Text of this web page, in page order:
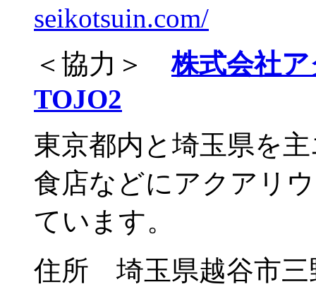
seikotsuin.com/
＜協力＞株式会社
TOJO2
東京都内と埼玉県を
食店などにアクアリ
ています。
住所 埼玉県越谷市三